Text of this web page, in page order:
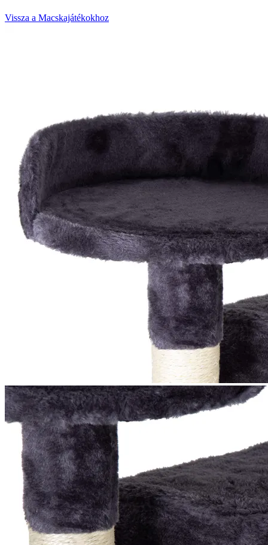
Vissza a Macskajátékokhoz